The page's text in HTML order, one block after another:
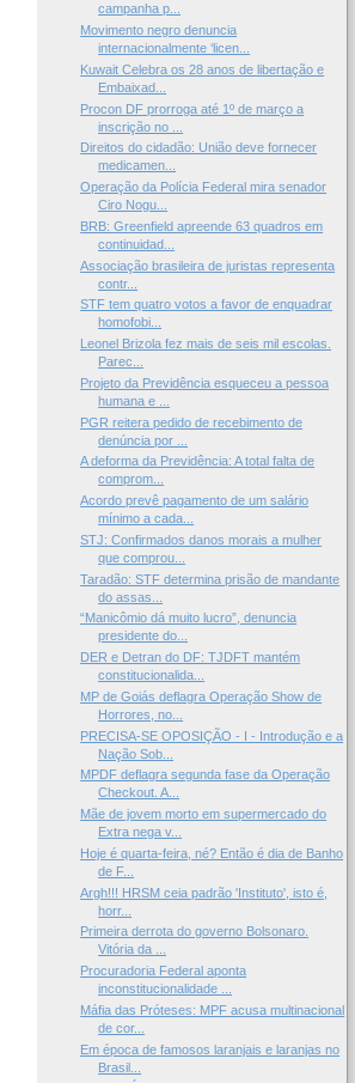
campanha p...
Movimento negro denuncia
internacionalmente ‘licen...
Kuwait Celebra os 28 anos de libertação e
Embaixad...
Procon DF prorroga até 1º de março a
inscrição no ...
Direitos do cidadão: União deve fornecer
medicamen...
Operação da Polícia Federal mira senador
Ciro Nogu...
BRB: Greenfield apreende 63 quadros em
continuidad...
Associação brasileira de juristas representa
contr...
STF tem quatro votos a favor de enquadrar
homofobi...
Leonel Brizola fez mais de seis mil escolas.
Parec...
Projeto da Previdência esqueceu a pessoa
humana e ...
PGR reitera pedido de recebimento de
denúncia por ...
A deforma da Previdência: A total falta de
comprom...
Acordo prevê pagamento de um salário
mínimo a cada...
STJ: Confirmados danos morais a mulher
que comprou...
Taradão: STF determina prisão de mandante
do assas...
“Manicômio dá muito lucro”, denuncia
presidente do...
DER e Detran do DF: TJDFT mantém
constitucionalida...
MP de Goiás deflagra Operação Show de
Horrores, no...
PRECISA-SE OPOSIÇÃO - I - Introdução e a
Nação Sob...
MPDF deflagra segunda fase da Operação
Checkout. A...
Mãe de jovem morto em supermercado do
Extra nega v...
Hoje é quarta-feira, né? Então é dia de Banho
de F...
Argh!!! HRSM ceia padrão 'Instituto', isto é,
horr...
Primeira derrota do governo Bolsonaro.
Vitória da ...
Procuradoria Federal aponta
inconstitucionalidade ...
Máfia das Próteses: MPF acusa multinacional
de cor...
Em época de famosos laranjais e laranjas no
Brasil...